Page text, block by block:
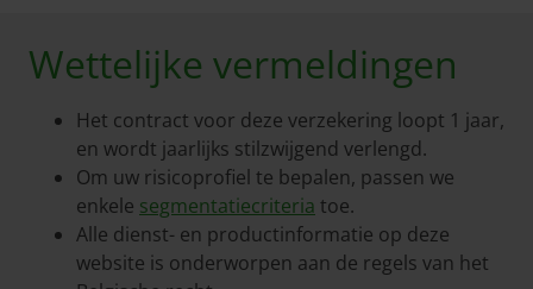
Wettelijke vermeldingen
Het contract voor deze verzekering loopt 1 jaar,
en wordt jaarlijks stilzwijgend verlengd.
Om uw risicoprofiel te bepalen, passen we
enkele segmentatiecriteria toe.
Alle dienst- en productinformatie op deze
website is onderworpen aan de regels van het